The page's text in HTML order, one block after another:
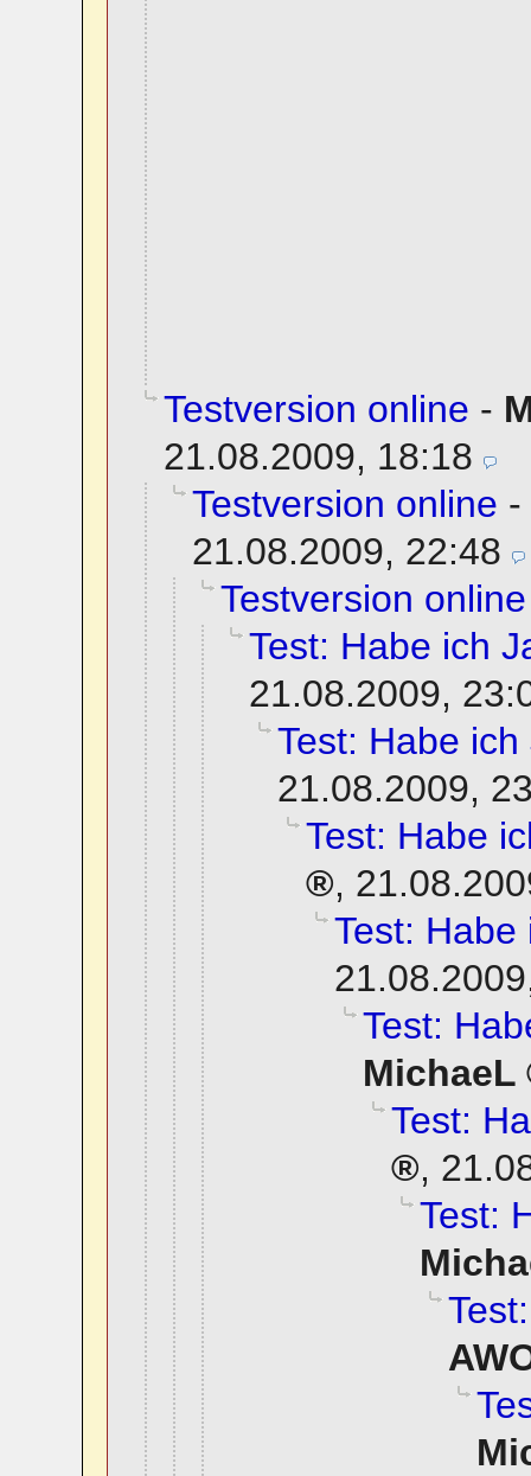
Testversion online -
21.08.2009, 18:18
Testversion online -
21.08.2009, 22:48
Testversion online
Test: Habe ich
21.08.2009,
Test: Habe
21.08.2009,
Test: Habe
,
Test:
Test:
MichaeL
Test:
,
Test: